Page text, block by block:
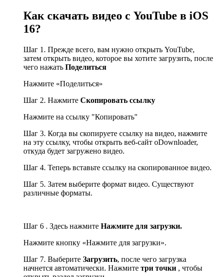
Как скачать видео с YouTube в iOS
16?
Шаг 1. Прежде всего, вам нужно открыть YouTube,
затем открыть видео, которое вы хотите загрузить, после
чего нажать Поделиться
Нажмите «Поделиться»
Шаг 2. Нажмите Скопировать ссылку
Нажмите на ссылку "Копировать"
Шаг 3. Когда вы скопируете ссылку на видео, нажмите
на эту ссылку, чтобы открыть веб-сайт oDownloader,
откуда будет загружено видео.
Шаг 4. Теперь вставьте ссылку на скопированное видео.
Шаг 5. Затем выберите формат видео. Существуют
различные форматы.
Шаг 6 . Здесь нажмите Нажмите для загрузки.
Нажмите кнопку «Нажмите для загрузки».
Шаг 7. Выберите Загрузить, после чего загрузка
начнется автоматически. Нажмите три точки , чтобы